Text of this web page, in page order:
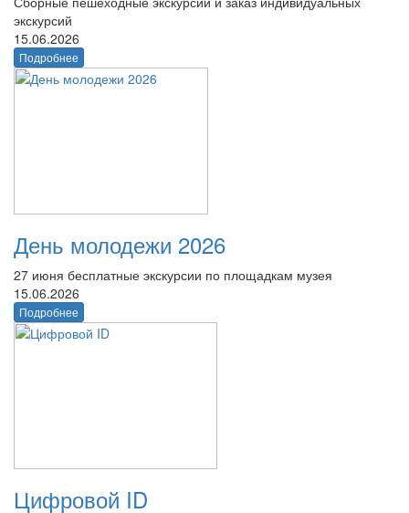
экскурсий
15.06.2026
Подробнее
День молодежи 2026
27 июня бесплатные экскурсии по площадкам музея
15.06.2026
Подробнее
Цифровой ID